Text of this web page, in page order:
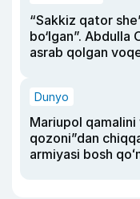
“Sakkiz qator
bo‘lgan”.
asrab qolgan
Dunyo
Mariupol qamalini
qozoni”dan
armiyasi bosh